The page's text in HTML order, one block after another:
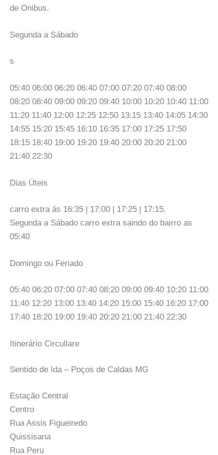
de Onibus.
Segunda a Sábado
s
05:40 06:00 06:20 06:40 07:00 07:20 07:40 08:00
08:20 08:40 09:00 09:20 09:40 10:00 10:20 10:40 11:00
11:20 11:40 12:00 12:25 12:50 13:15 13:40 14:05 14:30
14:55 15:20 15:45 16:10 16:35 17:00 17:25 17:50
18:15 18:40 19:00 19:20 19:40 20:00 20:20 21:00
21:40 22:30
Dias Úteis
carro extra ás 16:35 | 17:00 | 17:25 | 17:15.
Segunda a Sábado carro extra saindo do bairro as
05:40
Domingo ou Feriado
05:40 06:20 07:00 07:40 08:20 09:00 09:40 10:20 11:00
11:40 12:20 13:00 13:40 14:20 15:00 15:40 16:20 17:00
17:40 18:20 19:00 19:40 20:20 21:00 21:40 22:30
Itinerário Circullare
Sentido de Ida – Poços de Caldas MG
Estação Central
Centro
Rua Assis Figueiredo
Quissisana
Rua Peru